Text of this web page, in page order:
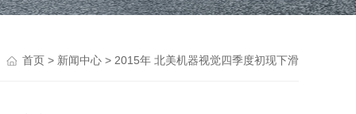
首页 > 新闻中心 > 2015年 北美机器视觉四季度初现下滑